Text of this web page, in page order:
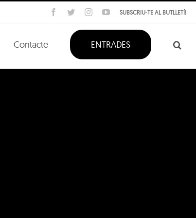
SUBSCRIU-TE AL BUTLLETÍ!
Facebook
TwitterInstagramYouTube
Contacte ENTRADES